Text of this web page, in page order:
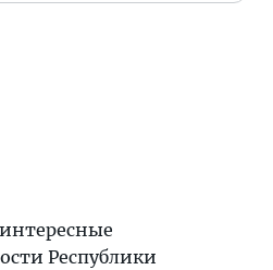
Республики